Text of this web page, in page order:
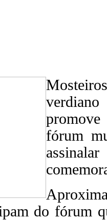
fórum
do fórum